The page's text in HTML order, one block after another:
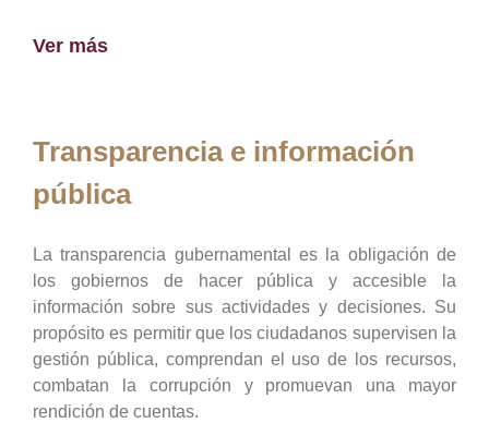
Ver más
Transparencia e información
pública
La transparencia gubernamental es la obligación de
los gobiernos de hacer pública y accesible la
información sobre sus actividades y decisiones. Su
propósito es permitir que los ciudadanos supervisen la
gestión pública, comprendan el uso de los recursos,
combatan la corrupción y promuevan una mayor
rendición de cuentas.